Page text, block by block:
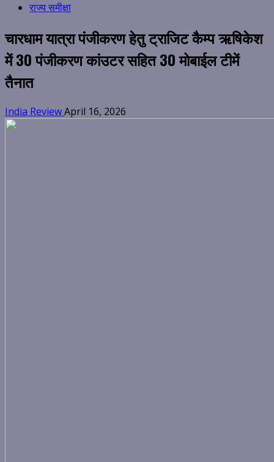
राज्य समीक्षा
चारधाम यात्रा पंजीकरण हेतु ट्राजिट कैम्प ऋषिकेश
में 30 पंजीकरण कांउटर सहित 30 मोबाईल टीमें
तैनात
India ReviewApril 16, 2026